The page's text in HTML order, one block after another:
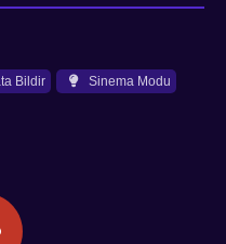
Bildir Sinema Modu